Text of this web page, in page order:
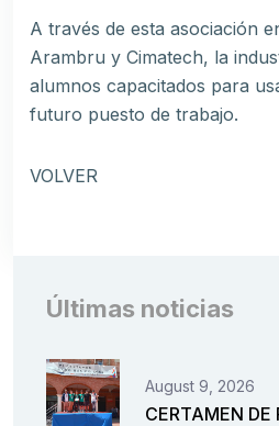
A través de esta asociación
Arambru y Cimatech, la
alumnos capacitados para
futuro puesto de trabajo.
VOLVER
Últimas noticias
August 9, 2026
CERTAMEN DE